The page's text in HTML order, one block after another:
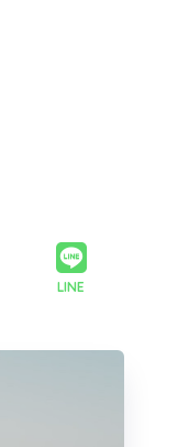
LINE